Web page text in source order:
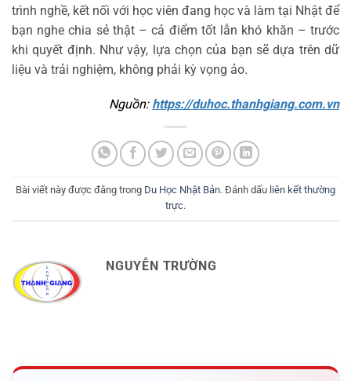
trình nghề, kết nối với học viên đang học và làm tại Nhật để
bạn nghe chia sẻ thật – cả điểm tốt lẫn khó khăn – trước
khi quyết định. Như vậy, lựa chọn của bạn sẽ dựa trên dữ
liệu và trải nghiệm, không phải kỳ vọng ảo.
Nguồn: https://duhoc.thanhgiang.com.vn
Bài viết này được đăng trong Du Học Nhật Bản. Đánh dấu liên kết thường
trực.
NGUYỄN TRƯỜNG